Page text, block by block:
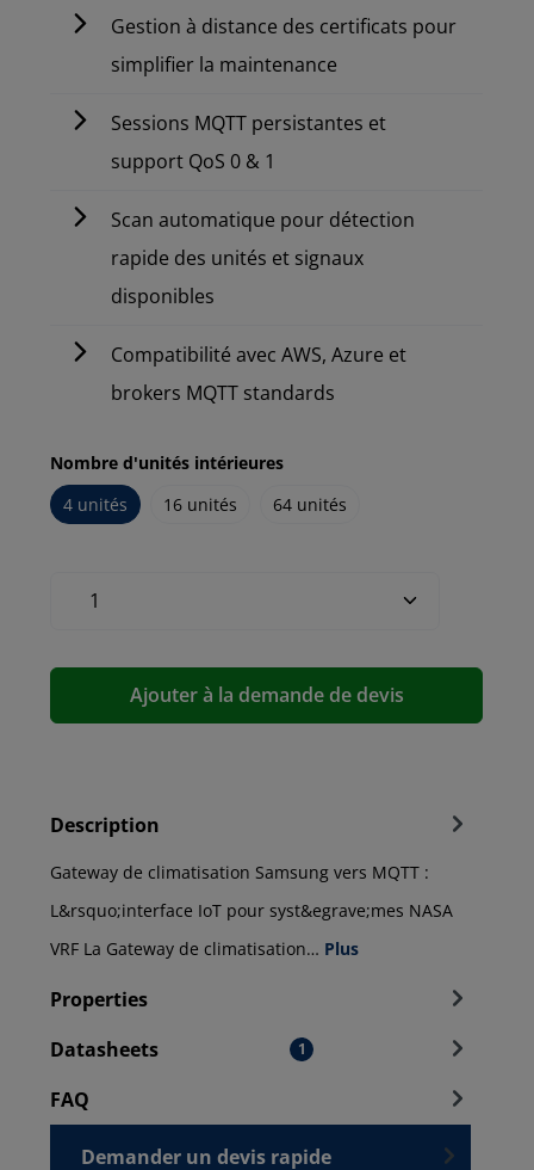
Gestion à distance des certificats pour
simplifier la maintenance
Sessions MQTT persistantes et
support QoS 0 & 1
Scan automatique pour détection
rapide des unités et signaux
disponibles
Compatibilité avec AWS, Azure et
brokers MQTT standards
Nombre d'unités intérieures
4 unités
16 unités 64 unités
Ajouter à la demande de devis
Description
Gateway de climatisation Samsung vers MQTT :
L&rsquo;interface IoT pour syst&egrave;mes NASA
VRF La Gateway de climatisation… Plus
Properties
Datasheets
1
FAQ
Demander un devis rapide